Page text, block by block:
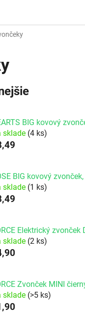
BIG kovový
sklade (4 ks)
BIG kovový
sklade (1 ks)
Elektrický zvonček
sklade (2 ks)
Zvonček MINI
sklade (>5 ks)